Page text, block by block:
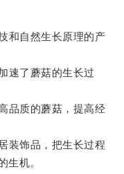
自然生长原理的产
了蘑菇的生长过
质的蘑菇，提高经
饰品，把生长过程
生机。